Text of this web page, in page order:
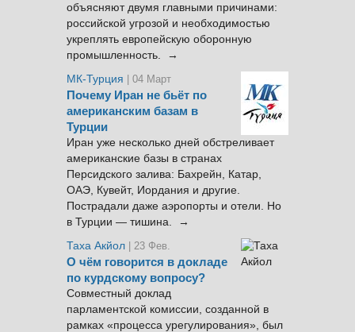
объясняют двумя главными причинами:
российской угрозой и необходимостью
укреплять европейскую оборонную
промышленность. →
МК-Турция
| 04 Март
Почему Иран не бьёт по
американским базам в
Турции
Иран уже несколько дней обстреливает
американские базы в странах
Персидского залива: Бахрейн, Катар,
ОАЭ, Кувейт, Иордания и другие.
Пострадали даже аэропорты и отели. Но
в Турции — тишина. →
Таха Акйол | 23 Фев.
О чём говорится в докладе
по курдскому вопросу?
Совместный доклад
парламентской комиссии, созданной в
рамках «процесса урегулирования», был